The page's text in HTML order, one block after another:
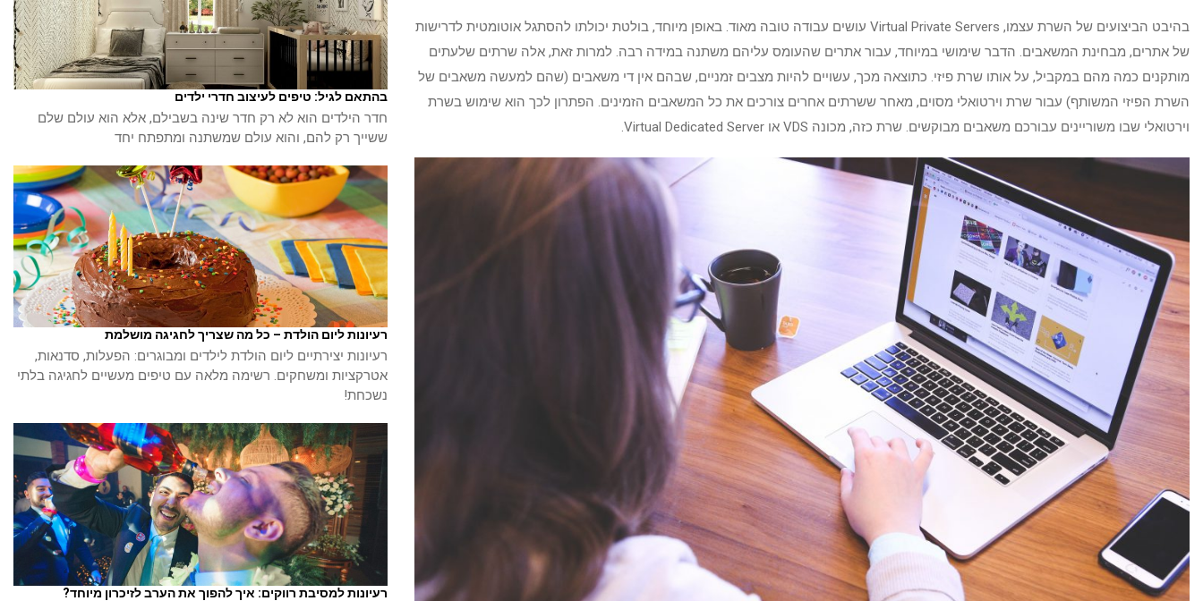
בהיבט הביצועים של השרת עצמו, Virtual Private Servers עושים עבודה טובה מאוד. באופן מיוחד, בולטת יכולתו להסתגל אוטומטית לדרישות
של אתרים, מבחינת המשאבים. הדבר שימושי במיוחד, עבור אתרים שהעומס עליהם משתנה במידה רבה. למרות זאת, אלה שרתים שלעתים
מותקנים כמה מהם במקביל, על אותו שרת פיזי. כתוצאה מכך, עשויים להיות מצבים זמניים, שבהם אין די משאבים (שהם למעשה משאבים של
השרת הפיזי המשותף) עבור שרת וירטואלי מסוים, מאחר ששרתים אחרים צורכים את כל המשאבים הזמינים. הפתרון לכך הוא שימוש בשרת
וירטואלי שבו משוריינים עבורכם משאבים מבוקשים. שרת כזה, מכונה VDS או Virtual Dedicated Server.
בהתאם לגיל: טיפים לעיצוב חדרי ילדים
חדר הילדים הוא לא רק חדר שינה בשבילם, אלא הוא עולם שלם
ששייך רק להם, והוא עולם שמשתנה ומתפתח יחד
רעיונות ליום הולדת – כל מה שצריך לחגיגה מושלמת
רעיונות יצירתיים ליום הולדת לילדים ומבוגרים: הפעלות, סדנאות,
אטרקציות ומשחקים. רשימה מלאה עם טיפים מעשיים לחגיגה בלתי
נשכחת!
רעיונות למסיבת רווקים: איך להפוך את הערב לזיכרון מיוחד?